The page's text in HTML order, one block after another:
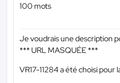
100 mots
Je voudrais une description
*** URL MASQUÉE ***
VR17-11284 a été choisi